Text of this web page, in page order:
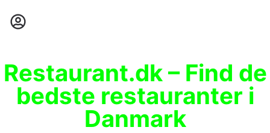
Restaurant.dk – Find de
bedste restauranter i
Danmark